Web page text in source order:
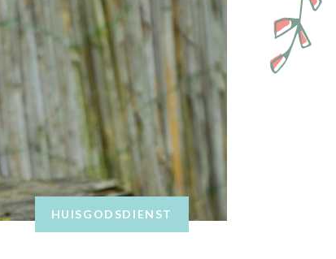
HUISGODSDIENST